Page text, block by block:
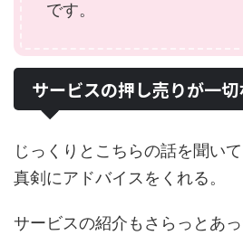
です。
サービスの押し売りが一切
じっくりとこちらの話を聞い
真剣にアドバイスをくれる。
サービスの紹介もさらっとあ